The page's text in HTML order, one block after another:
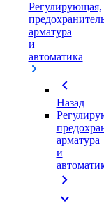
Регулирующая,
арматура
и
автоматика
chevron_left
Назад
арматура
и
chevron_right
expand_more